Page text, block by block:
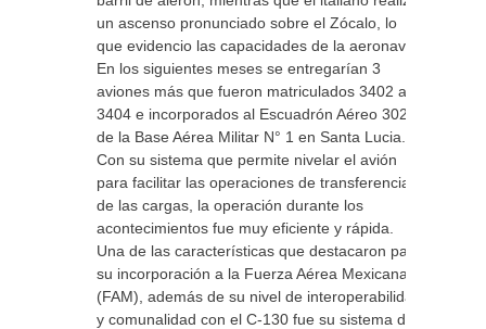
un ascenso pronunciado sobre el Zócalo, lo
que evidencio las capacidades de la aeronave.
En los siguientes meses se entregarían 3
aviones más que fueron matriculados 3402 a
3404 e incorporados al Escuadrón Aéreo 302
de la Base Aérea Militar N° 1 en Santa Lucia.
Con su sistema que permite nivelar el avión
para facilitar las operaciones de transferencia
de las cargas, la operación durante los
acontecimientos fue muy eficiente y rápida.
Una de las características que destacaron para
su incorporación a la Fuerza Aérea Mexicana
(FAM), además de su nivel de interoperabilidad
y comunalidad con el C-130 fue su sistema de